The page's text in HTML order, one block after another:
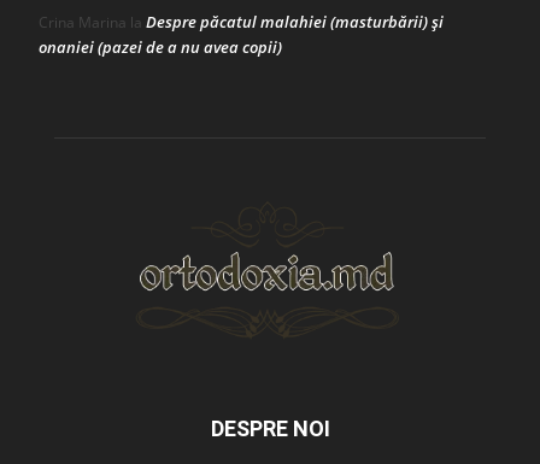
Crina Marina la Despre păcatul malahiei (masturbării) şi
onaniei (pazei de a nu avea copii)
DESPRE NOI